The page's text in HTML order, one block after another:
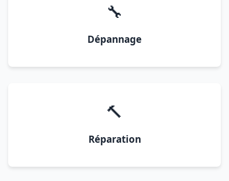
🔧
Dépannage
🔨
Réparation